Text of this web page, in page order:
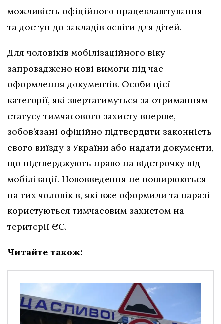
можливість офіційного працевлаштування
та доступ до закладів освіти для дітей.
Для чоловіків мобілізаційного віку
запроваджено нові вимоги під час
оформлення документів. Особи цієї
категорії, які звертатимуться за отриманням
статусу тимчасового захисту вперше,
зобов’язані офіційно підтвердити законність
свого виїзду з України або надати документи,
що підтверджують право на відстрочку від
мобілізації. Нововведення не поширюються
на тих чоловіків, які вже оформили та наразі
користуються тимчасовим захистом на
території ЄС.
Читайте також: